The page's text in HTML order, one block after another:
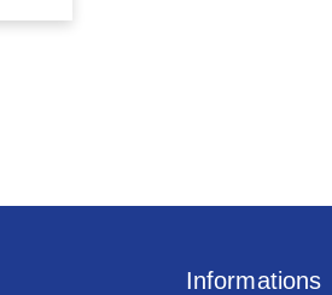
Informations